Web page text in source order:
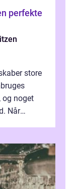
perfekte
store
og noget
Når